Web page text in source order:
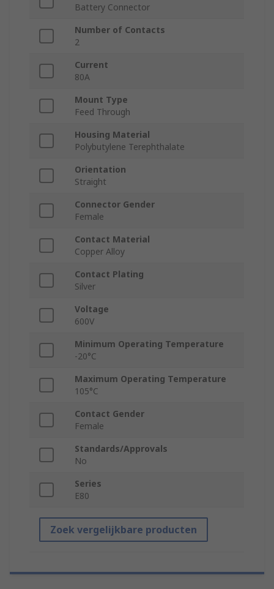
Battery Connector
Number of Contacts
2
Current
80A
Mount Type
Feed Through
Housing Material
Polybutylene Terephthalate
Orientation
Straight
Connector Gender
Female
Contact Material
Copper Alloy
Contact Plating
Silver
Voltage
600V
Minimum Operating Temperature
-20°C
Maximum Operating Temperature
105°C
Contact Gender
Female
Standards/Approvals
No
Series
E80
Zoek vergelijkbare producten